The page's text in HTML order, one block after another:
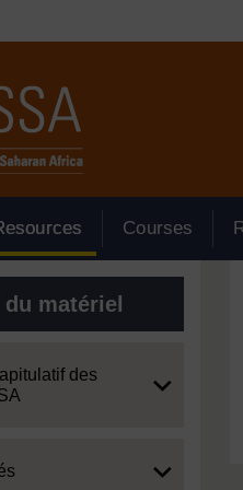
Courses
matériel
des